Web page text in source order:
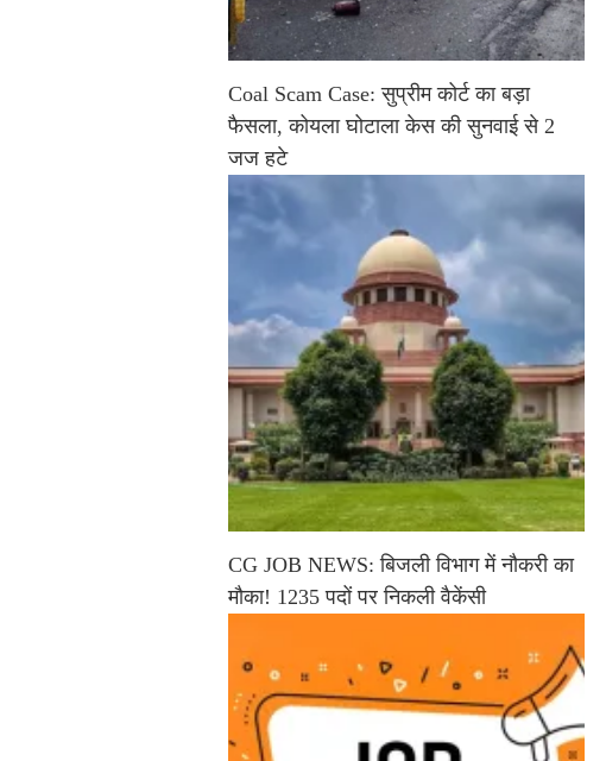
Coal Scam Case: सुप्रीम कोर्ट का बड़ा
फैसला, कोयला घोटाला केस की सुनवाई से 2
जज हटे
CG JOB NEWS: बिजली विभाग में नौकरी का
मौका! 1235 पदों पर निकली वैकेंसी